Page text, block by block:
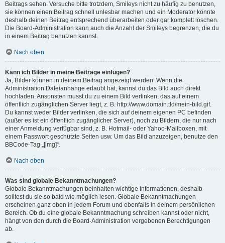
Beitrags sehen. Versuche bitte trotzdem, Smileys nicht zu häufig zu benutzen,
sie können einen Beitrag schnell unlesbar machen und ein Moderator könnte
deshalb deinen Beitrag entsprechend überarbeiten oder gar komplett löschen.
Die Board-Administration kann auch die Anzahl der Smileys begrenzen, die du
in einem Beitrag benutzen kannst.
Nach oben
Kann ich Bilder in meine Beiträge einfügen?
Ja, Bilder können in deinem Beitrag angezeigt werden. Wenn die
Administration Dateianhänge erlaubt hat, kannst du das Bild auch direkt
hochladen. Ansonsten musst du zu einem Bild verlinken, das auf einem
öffentlich zugänglichen Server liegt, z. B. http://www.domain.tld/mein-bild.gif.
Du kannst weder Bilder verlinken, die sich auf deinem eigenen PC befinden
(außer es ist ein öffentlich zugänglicher Server), noch zu Bildern, die nur nach
einer Anmeldung verfügbar sind, z. B. Hotmail- oder Yahoo-Mailboxen, mit
einem Passwort geschützte Seiten usw. Um das Bild anzuzeigen, benutze den
BBCode-Tag „[img]“.
Nach oben
Was sind globale Bekanntmachungen?
Globale Bekanntmachungen beinhalten wichtige Informationen, deshalb
solltest du sie so bald wie möglich lesen. Globale Bekanntmachungen
erscheinen ganz oben in jedem Forum und ebenfalls in deinem persönlichen
Bereich. Ob du eine globale Bekanntmachung schreiben kannst oder nicht,
hängt von den durch die Board-Administration vergebenen Berechtigungen
ab.